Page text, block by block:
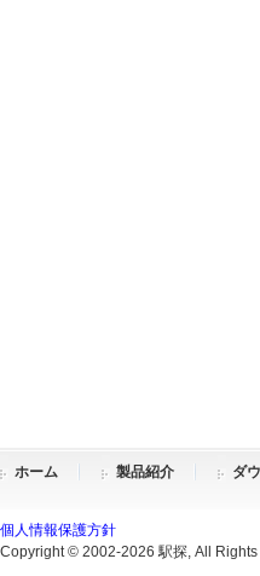
ホーム 製品紹介 ダ
個人情報保護方針
Copyright © 2002-2026 駅探, All